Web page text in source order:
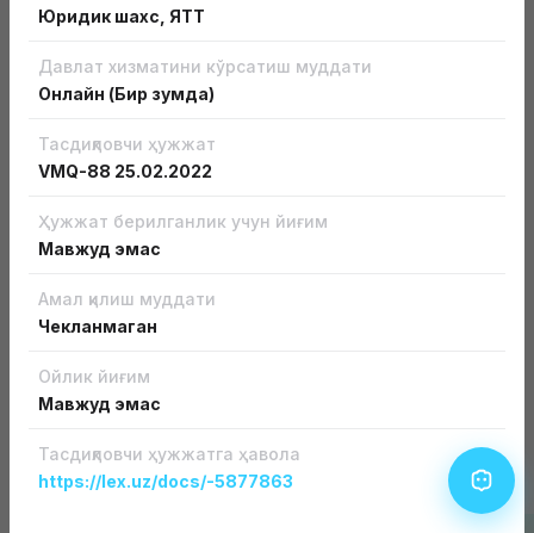
Бизнесга лицензиясиз кириш
Бизнесни лицензиясиз ва рухсат этиш хусусиятига
эга ҳужжатсиз бошланг
Лицензия ва рухсатномалар турлари
Юридик шахс, ЯТТ
Давлат хизматини кўрсатиш муддати
Онлайн (Бир зумда)
Тасдиқловчи ҳужжат
VMQ-88 25.02.2022
Ҳужжат берилганлик учун йиғим
Мавжуд эмас
Амал қилиш муддати
Чекланмаган
Ойлик йиғим
Мавжуд эмас
Тасдиқловчи ҳужжатга ҳавола
https://lex.uz/docs/-5877863